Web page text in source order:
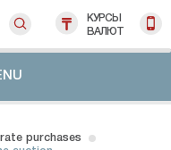
КУРСЫ
ВАЛЮТ
purchases